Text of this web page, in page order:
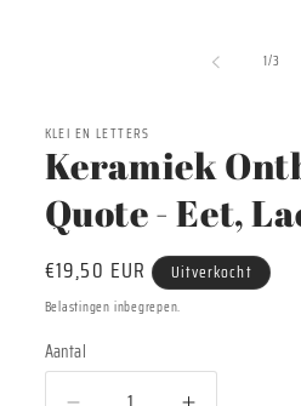
1/van
3
KLEI EN LETTERS
Keramiek
Quote - Eet,
Normale
prijs
€19,50 EUR Uitverkocht
Belastingen inbegrepen.
Aantal
Aantal